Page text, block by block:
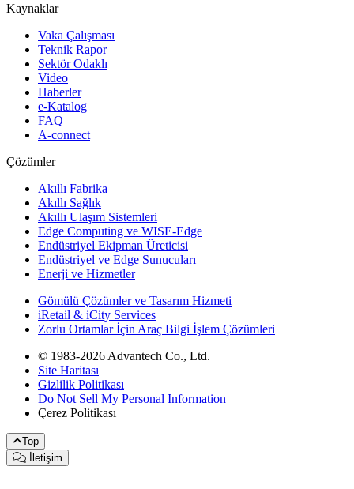
Kaynaklar
Vaka Çalışması
Teknik Rapor
Sektör Odaklı
Video
Haberler
e-Katalog
FAQ
A-connect
Çözümler
Akıllı Fabrika
Akıllı Sağlık
Akıllı Ulaşım Sistemleri
Edge Computing ve WISE-Edge
Endüstriyel Ekipman Üreticisi
Endüstriyel ve Edge Sunucuları
Enerji ve Hizmetler
Gömülü Çözümler ve Tasarım Hizmeti
iRetail & iCity Services
Zorlu Ortamlar İçin Araç Bilgi İşlem Çözümleri
© 1983-2026 Advantech Co., Ltd.
Site Haritası
Gizlilik Politikası
Do Not Sell My Personal Information
Çerez Politikası
Top
İletişim